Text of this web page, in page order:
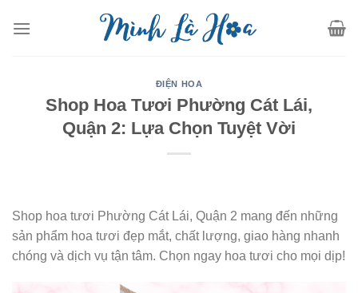
ĐIỆN HOA
Shop Hoa Tươi Phường Cát Lái,
Quận 2: Lựa Chọn Tuyệt Vời
Shop hoa tươi Phường Cát Lái, Quận 2 mang đến những
sản phẩm hoa tươi đẹp mắt, chất lượng, giao hàng nhanh
chóng và dịch vụ tận tâm. Chọn ngay hoa tươi cho mọi dịp!